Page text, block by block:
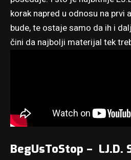
korak napred u odnosu na prvi
bude, te ostaje samo da ih i
čini da najbolji materijal tek
BegUsToStop – LJ​.​D​.